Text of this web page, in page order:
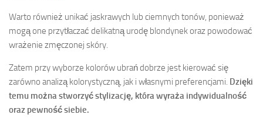
Warto również unikać jaskrawych lub ciemnych tonów, ponieważ
mogą one przytłaczać delikatną urodę blondynek oraz powodować
wrażenie zmęczonej skóry.
Zatem przy wyborze kolorów ubrań dobrze jest kierować się
zarówno analizą kolorystyczną, jak i własnymi preferencjami. Dzięki
temu można stworzyć stylizację, która wyraża indywidualność
oraz pewność siebie.